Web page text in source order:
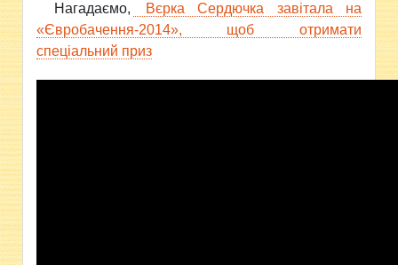
Нагадаємо,
Вєрка Сердючка завітала на
«Євробачення-2014», щоб отримати
спеціальний приз